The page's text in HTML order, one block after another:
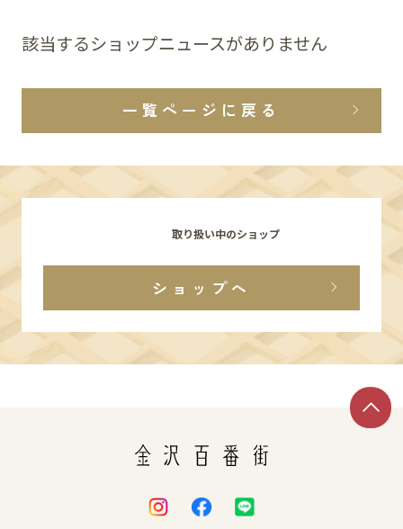
ショップニュース
イベント
館内サービス
施設からのお知らせ
スタッフ募集
該当するショップニュースがありません
一覧ページに戻る
取り扱い中のショップ
ショップへ